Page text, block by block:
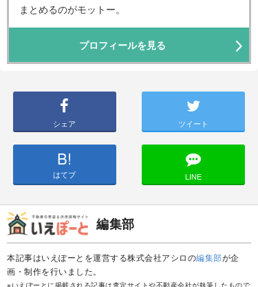
まとめるのがモットー。
プロフィールを見る
シェア ツイート
B!
はてブ LINE
編集部
本記事はいえぽーとを運営する株式会社アシロの編集部が企
画・制作を行いました。
※いえぽーとに掲載される記事は査定サイトや不動産会社が執筆したもので